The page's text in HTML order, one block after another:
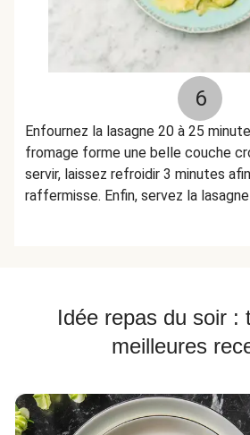
6
Enfournez la lasagne 20 à 25
fromage forme une belle couche
servir, laissez refroidir 3 minutes
raffermisse. Enfin, servez la
Idée repas du soir :
meilleures